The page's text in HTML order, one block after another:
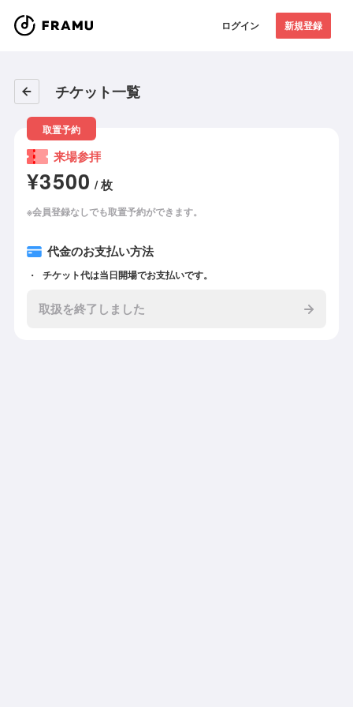
ログイン 新規登録
チケット一覧
取置予約
来場参拝
¥3500 / 枚
※会員登録なしでも取置予約ができます。
代金のお支払い方法
チケット代は当日開場でお支払いです。
取扱を終了しました